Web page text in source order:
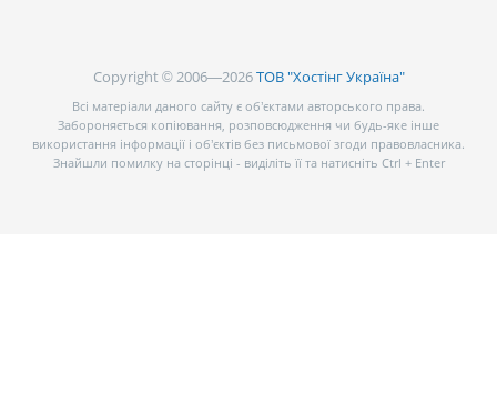
Copyright © 2006—2026ТОВ "Хостінг Україна"
Всі матеріали даного сайту є об’єктами авторського права.
Забороняється копіювання, розповсюдження чи будь-яке інше
використання інформації і об’єктів без письмової згоди правовласника.
Знайшли помилку на сторінці - виділіть її та натисніть Ctrl + Enter